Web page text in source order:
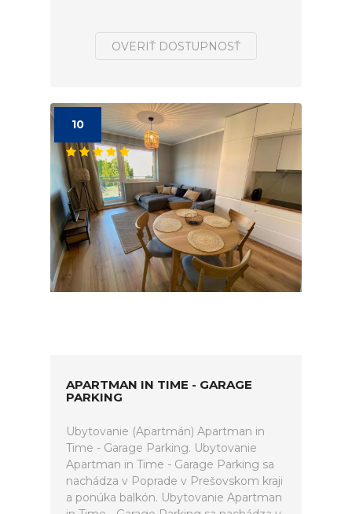
OVERIŤ DOSTUPNOSŤ
10
APARTMAN IN TIME - GARAGE
PARKING
Ubytovanie (Apartmán) Apartman in
Time - Garage Parking. Ubytovanie
Apartman in Time - Garage Parking sa
nachádza v Poprade v Prešovskom kraji
a ponúka balkón. Ubytovanie Apartman